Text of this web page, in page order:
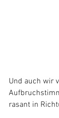
Und auch wir
rasant in